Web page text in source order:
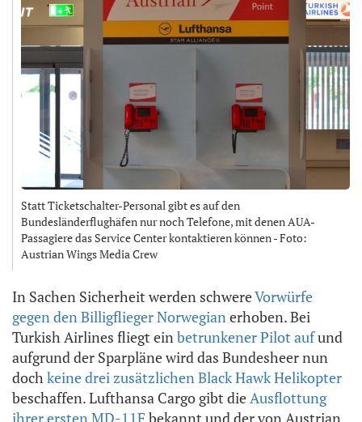
Statt Ticketschalter-Personal gibt es auf den
Bundesländerflughäfen nur noch Telefone, mit denen AUA-
Passagiere das Service Center kontaktieren können - Foto:
Austrian Wings Media Crew
In Sachen Sicherheit werden schwereVorwürfe
gegen den Billigflieger Norwegianerhoben. Bei
Turkish Airlines fliegt einbetrunkener Pilot aufund
aufgrund der Sparpläne wird das Bundesheer nun
dochkeine drei zusätzlichen Black Hawk Helikopter
beschaffen. Lufthansa Cargo gibt dieAusflottung